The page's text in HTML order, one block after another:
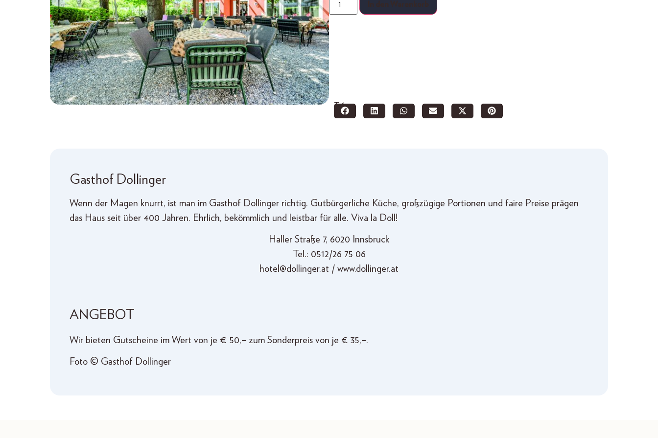
Teilen:
Gasthof Dollinger
Wenn der Magen knurrt, ist man im Gasthof Dollinger richtig. Gutbürgerliche Küche, großzügige Portionen und faire Preise prägen
das Haus seit über 400 Jahren. Ehrlich, bekömmlich und leistbar für alle. Viva la Doll!
Haller Straße 7, 6020 Innsbruck
Tel.: 0512/26 75 06
hotel@dollinger.at / www.dollinger.at
ANGEBOT
Wir bieten Gutscheine im Wert von je € 50,– zum Sonderpreis von je € 35,–.
Foto © Gasthof Dollinger